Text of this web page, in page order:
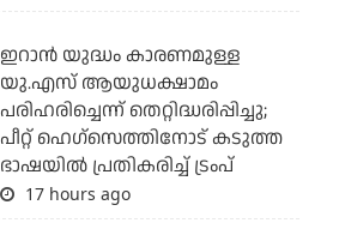
ഇറാന്‍ യുദ്ധം കാരണമുള്ള
യു.എസ് ആയുധക്ഷാമം
പരിഹരിച്ചെന്ന് തെറ്റിദ്ധരിപ്പിച്ചു;
പീറ്റ് ഹെഗ്‌സെത്തിനോട് കടുത്ത
ഭാഷയില്‍ പ്രതികരിച്ച് ട്രംപ്
17 hours ago